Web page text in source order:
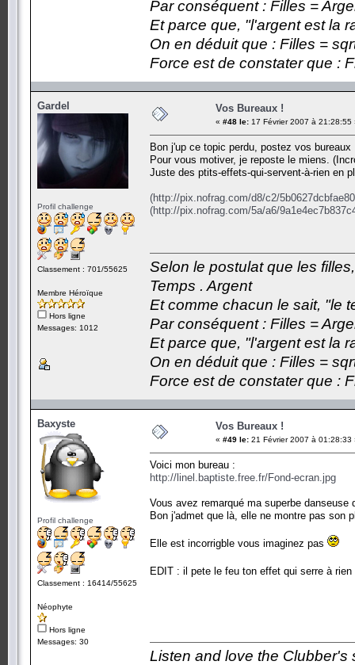
Par conséquent : Filles =
Et parce que, "l'argent est la
On en déduit que : Filles =
Force est de constater que :
Gardel
Profil challenge
Classement : 701/55625
Membre Héroïque
Hors ligne
Messages: 1012
Vos Bureaux !
« #48 le: 17 Février 2007 à 21:28:55
Bon j'up ce topic perdu, postez vos
Pour vous motiver, je reposte le miens.
Juste des ptits-effets-qui-servent-à-rien en
(http://pix.nofrag.com/d8/c2/
(http://pix.nofrag.com/5a/a6/
Selon le postulat que les
Temps . Argent
Et comme chacun le sait, "le
Par conséquent : Filles =
Et parce que, "l'argent est la
On en déduit que : Filles =
Force est de constater que :
Baxyste
Profil challenge
Classement : 16414/55625
Néophyte
Hors ligne
Messages: 30
Vos Bureaux !
« #49 le: 21 Février 2007 à 01:28:33
Voici mon bureau :
http://linel.baptiste.free.fr/Fond-ecran.jpg
Vous avez remarqué ma superbe
Bon j'admet que là, elle ne montre pas son
Elle est incorrigble vous imaginez pas
EDIT : il pete le feu ton effet qui serre à
Listen and love the Clubber's